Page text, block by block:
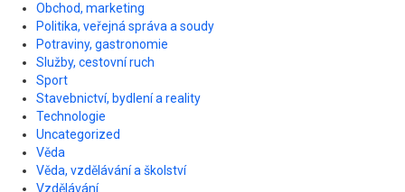
Obchod, marketing
Politika, veřejná správa a soudy
Potraviny, gastronomie
Služby, cestovní ruch
Sport
Stavebnictví, bydlení a reality
Technologie
Uncategorized
Věda
Věda, vzdělávání a školství
Vzdělávání